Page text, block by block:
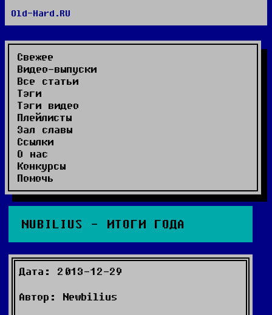
Old-Hard.RU
RSS комментариев
Видео-выпуски
Свежее
Видео-выпуски
Все статьи
Тэги
Тэги видео
Плейлисты
Зал славы
Ссылки
О нас
Конкурсы
Помочь
NUBILIUS - ИТОГИ ГОДА
Дата: 2013-12-29
Автор: Newbilius